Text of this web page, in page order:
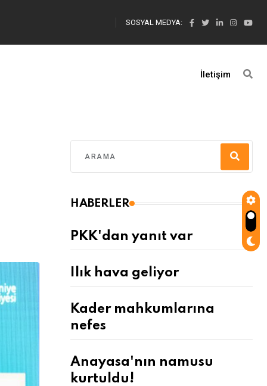
SOSYAL MEDYA:
İletişim
HABERLER
PKK'dan yanıt var
Ilık hava geliyor
Kader mahkumlarına
nefes
Anayasa'nın namusu
kurtuldu!